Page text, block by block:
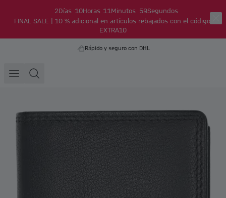
2Días 10Horas 11Minutos 58Segundos
FINAL SALE | 10 % adicional en artículos rebajados con el código:
EXTRA10
Rápido y seguro con DHL